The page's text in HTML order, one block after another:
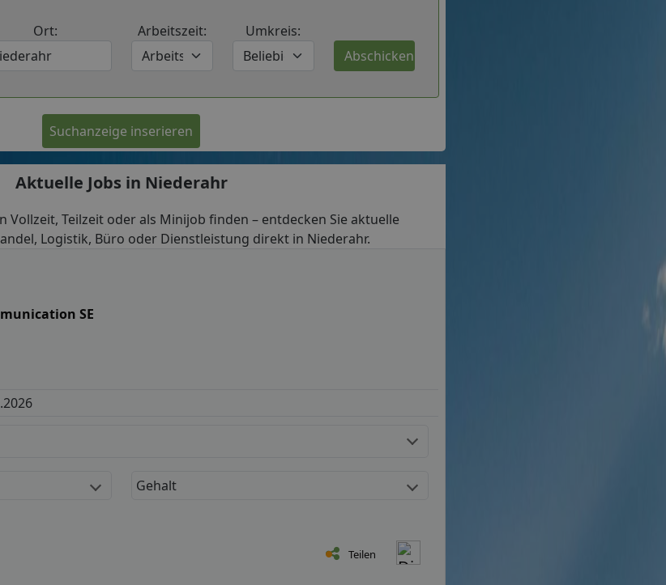
Ort: Arbeitszeit: Umkreis:
Suchanzeige inserieren
Aktuelle Jobs in Niederahr
Vollzeit, Teilzeit oder als Minijob finden – entdecken Sie aktuelle
Logistik, Büro oder Dienstleistung direkt in Niederahr.
SE
Gehalt
Teilen